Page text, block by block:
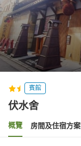
賓館
伏水舍
概覽 房間及住宿方案